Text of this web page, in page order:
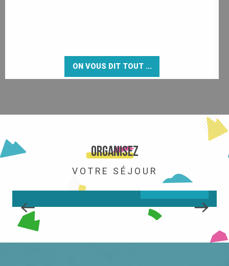
ON VOUS DIT TOUT ...
Organisez
VOTRE SÉJOUR
LA STATION